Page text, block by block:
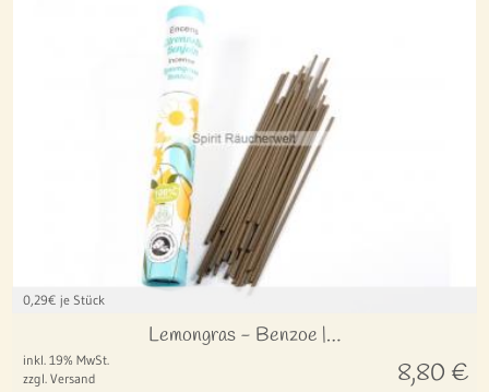
0,29€ je Stück
Lemongras - Benzoe |…
inkl. 19% MwSt.
zzgl. Versand
8,80 €